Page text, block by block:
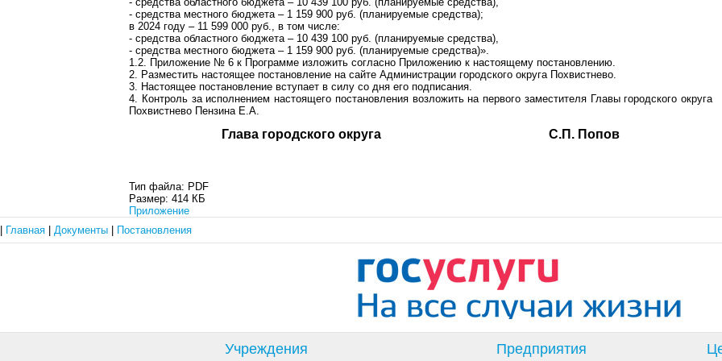
- средства местного бюджета – 1 159 900 руб. (планируемые средства);
в 2024 году – 11 599 000 руб., в том числе:
- средства областного бюджета – 10 439 100 руб. (планируемые средства),
- средства местного бюджета – 1 159 900 руб. (планируемые средства)».
1.2. Приложение № 6 к Программе изложить согласно Приложению к настоящему постановлению.
2. Разместить настоящее постановление на сайте Администрации городского округа Похвистнево.
3. Настоящее постановление вступает в силу со дня его подписания.
4. Контроль за исполнением настоящего постановления возложить на первого заместителя Главы городского округа
Похвистнево Пензина Е.А.
Глава городского округа С.П. Попов
Тип файла: PDF
Размер: 414 КБ
Приложение
Главная Документы Постановления
Учреждения Предприятия